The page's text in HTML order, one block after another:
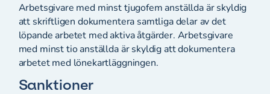
Arbetsgivare med minst tjugofem anställda är skyldig
att skriftligen dokumentera samtliga delar av det
löpande arbetet med aktiva åtgärder. Arbetsgivare
med minst tio anställda är skyldig att dokumentera
arbetet med lönekartläggningen.
Sanktioner